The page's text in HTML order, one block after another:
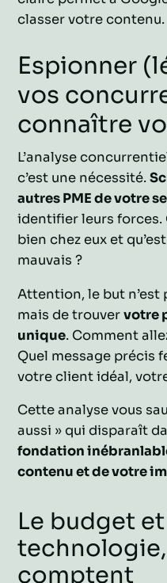
classer votre contenu.
Espionner
vos
connaître
L’analyse
c’est une nécessité.
autres PME de votre
identifier leurs forces.
bien chez eux et
mauvais ?
Attention, le but n’est
mais de trouvervotre
unique. Comment
Quel message précis
votre client idéal,
Cette analyse vous
aussi » qui disparaît
fondation
contenu et de votre
Le budget
comptent